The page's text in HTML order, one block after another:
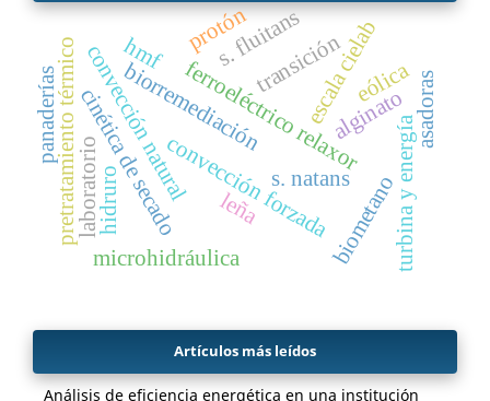
ferroeléctrico relaxor
escala cielab
convección forzada
convección natural
cinética de secado
biorremediación
pretratamiento térmico biometano
alginato
s. fluitans
s. natans
hmf transición
turbina y energía
microhidráulica
laboratoriohidruro
protón
asadoras
leña
panaderías eólica
Artículos más leídos
Análisis de eficiencia energética en una institución